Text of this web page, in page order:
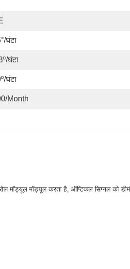
घंटा
घंटा
घंटा
month
मॉड्यूल मॉड्यूल करता है, ऑप्टिकल सिग्नल को